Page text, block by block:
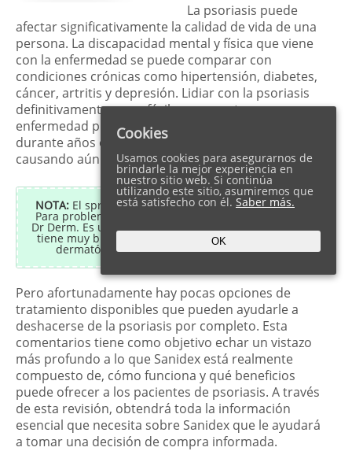
La psoriasis puede
afectar significativamente la calidad de vida de una
persona. La discapacidad mental y física que viene
con la enfermedad se puede comparar con
condiciones crónicas como hipertensión, diabetes,
cáncer, artritis y depresión. Lidiar con la psoriasis
definitivamente no es fácil porque esta
enfermedad puede permanecer con una persona
durante años o puede ir y venir con frecuencia
causando aún más molestias y dolor.
NOTA: El spray de crema Sanidex ya no se fabrica.
Para problemas de piel y psoriasis recomendamos
Dr Derm. Es una crema completamente natural que
tiene muy buenas críticas por parte de usuarios y
dermatólogos.¡Lea más sobre el Dr. Derm!
Pero afortunadamente hay pocas opciones de
tratamiento disponibles que pueden ayudarle a
deshacerse de la psoriasis por completo. Esta
comentarios tiene como objetivo echar un vistazo
más profundo a lo que Sanidex está realmente
compuesto de, cómo funciona y qué beneficios
puede ofrecer a los pacientes de psoriasis. A través
de esta revisión, obtendrá toda la información
esencial que necesita sobre Sanidex que le ayudará
a tomar una decisión de compra informada.
Cookies
Usamos cookies para asegurarnos de
brindarle la mejor experiencia en
nuestro sitio web. Si continúa
utilizando este sitio, asumiremos que
está satisfecho con él. Saber más.
OK